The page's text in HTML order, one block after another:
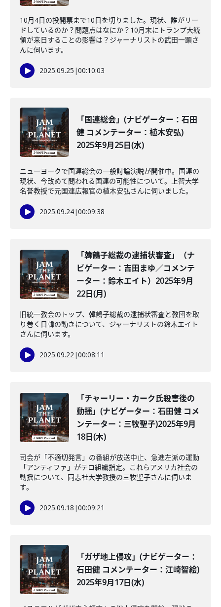
10月4日の投開票まで10日を切りました。現状、誰がリー
ドしているのか？問題点はなにか？10月末にトランプ大統
領が来日することの影響は？ジャーナリストの武田一顕さ
んに伺います。
2025.09.25 |00:10:03
「国連総会」(ナビゲーター：石田
健 コメンテーター：植木安弘)
2025年9月25日(水)
ニューヨークで国連総会の一般討論演説が開催中。国連の
現状、今改めて問われる国連の可能性について。上智大学
名誉教授で元国連広報官の植木安弘さんに伺いました。
2025.09.24|00:09:38
「韓鶴子総裁の逮捕状審査」（ナ
ビゲーター：吉田まゆ／コメンテ
ーター：鈴木エイト）2025年9月
22日(月)
旧統一教会のトップ、韓鶴子総裁の逮捕状審査と教団を取
り巻く日韓の動きについて、ジャーナリストの鈴木エイト
さんに伺います。
2025.09.22|00:08:11
「チャーリー・カーク氏殺害後の
動揺」(ナビゲーター：石田健 コメ
ンテーター：三牧聖子)2025年9月
18日(木)
司会が「不適切発言」の番組が放送中止、急進左派の運動
「アンティファ」がテロ組織指定。これらアメリカ社会の
動揺について、同志社大学教授の三牧聖子さんに伺いま
す。
2025.09.18 |00:09:21
「ガザ地上侵攻」(ナビゲーター：
石田健 コメンテーター：江崎智絵)
2025年9月17日(水)